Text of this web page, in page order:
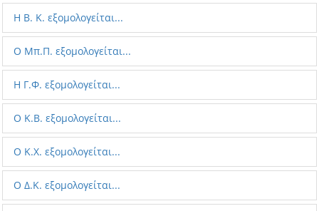
Η Β. Κ. εξομολογείται...
Ο Μπ.Π. εξομολογείται...
Η Γ.Φ. εξομολογείται...
Ο Κ.Β. εξομολογείται...
Ο Κ.Χ. εξομολογείται...
Ο Δ.Κ. εξομολογείται...